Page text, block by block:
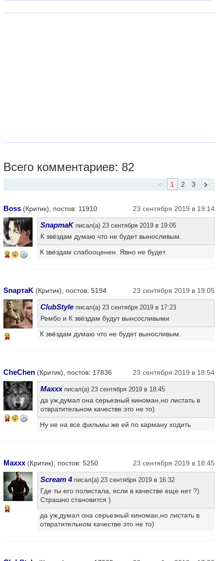
Всего комментариев: 82
3
2
1
Boss (Критик), постов: 11910 23 сентября 2019 в 19:14
9
SпартаK писал(а) 23 сентября 2019 в 19:05
К звёздам думаю что не будет выносливым.
К звёздам слабооценен. Явно не будет
SпартаK (Критик), постов: 5194 23 сентября 2019 в 19:05
15
ClubStyle писал(а) 23 сентября 2019 в 17:23
Рембо и К звёздам будут вынсосливыми
К звёздам думаю что не будет выносливым.
CheChen (Критик), постов: 17836 23 сентября 2019 в 18:54
14
Maxxxписал(а) 23 сентября 2019 в 18:45
да уж,думал она серьезный киноман,но листать в
отвратительном качестве это не то)
Ну не на все фильмы же ей по карману ходить
Maxxx (Критик), постов: 5250 23 сентября 2019 в 18:45
13
Scream 4 писал(а) 23 сентября 2019 в 16:32
Где ты его полистала, если в качестве еще нет ?)
Страшно становится )
да уж,думал она серьезный киноман,но листать в
отвратительном качестве это не то)